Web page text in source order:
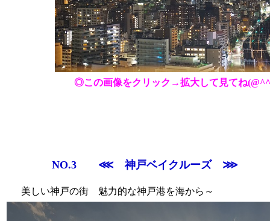
◎この画像をクリック→拡大して見てね
NO.3 ⋘ 神戸ベイクルーズ ⋙
美しい神戸の街 魅力的な神戸港を海から～